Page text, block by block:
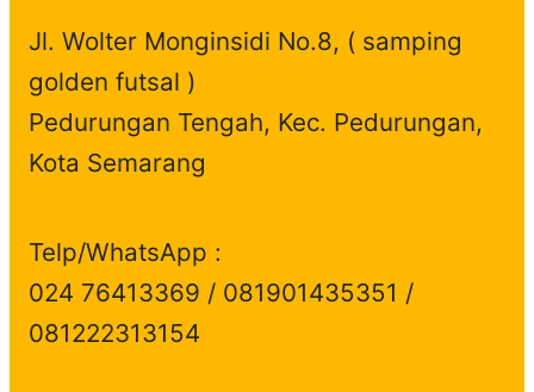
Jl. Wolter Monginsidi No.8, ( samping
golden futsal )
Pedurungan Tengah, Kec. Pedurungan,
Kota Semarang
Telp/WhatsApp :
024 76413369 / 081901435351 /
081222313154